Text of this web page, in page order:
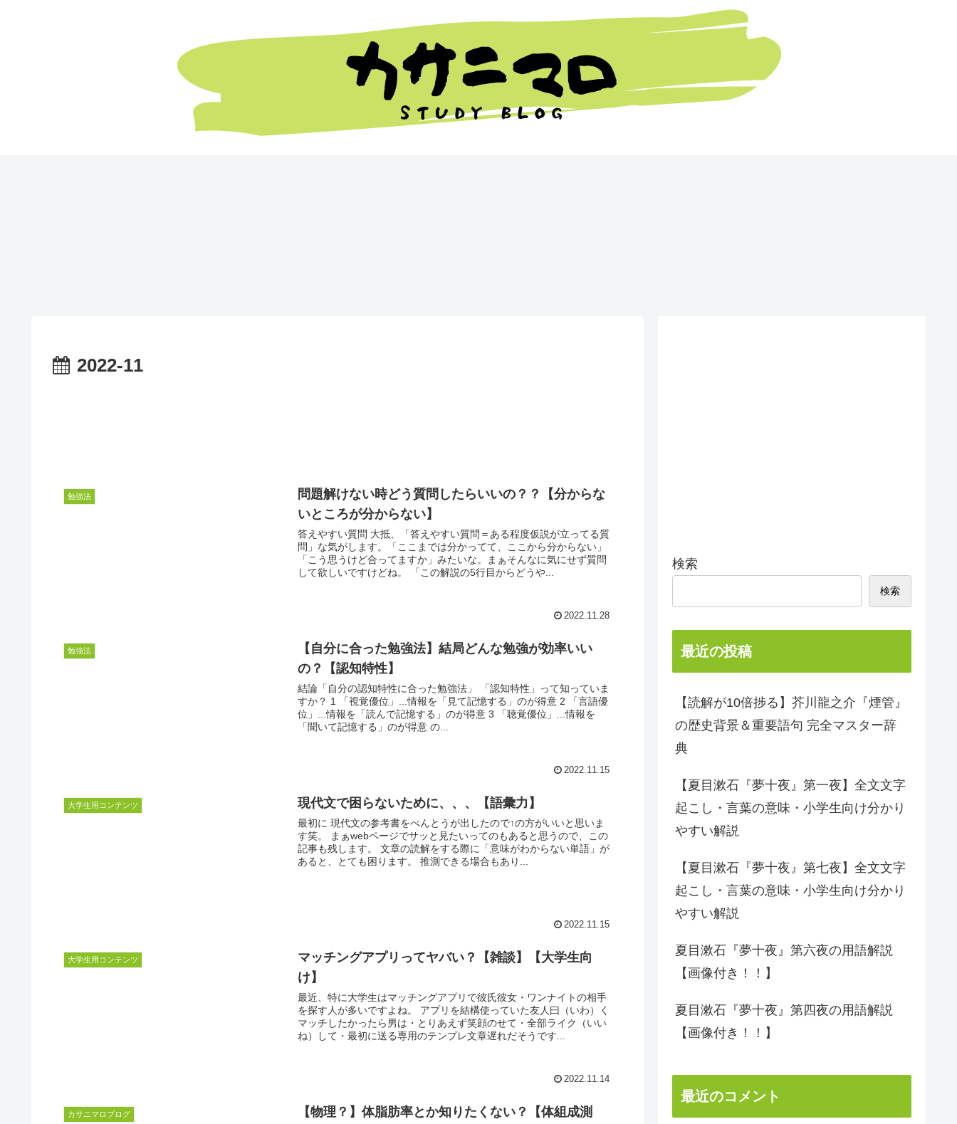
2022-11
勉強法
問題解けない時どう質問したらいいの？？【分からな
いところが分からない】
答えやすい質問 大抵、「答えやすい質問＝ある程度仮説が立ってる質
問」な気がします。「ここまでは分かってて、ここから分からない」
「こう思うけど合ってますか」みたいな。まぁそんなに気にせず質問
して欲しいですけどね。 「この解説の5行目からどうや...
2022.11.28
勉強法
【自分に合った勉強法】結局どんな勉強が効率いい
の？【認知特性】
結論「自分の認知特性に合った勉強法」 「認知特性」って知っていま
すか？ 1 「視覚優位」...情報を「見て記憶する」のが得意 2 「言語優
位」...情報を「読んで記憶する」のが得意 3 「聴覚優位」...情報を
「聞いて記憶する」のが得意 の...
2022.11.15
大学生用コンテンツ 現代文で困らないために、、、【語彙力】
最初に 現代文の参考書をべんとうが出したので↑の方がいいと思いま
す笑。 まぁwebページでサッと見たいってのもあると思うので、この
記事も残します。 文章の読解をする際に「意味がわからない単語」が
あると、とても困ります。 推測できる場合もあり...
2022.11.15
大学生用コンテンツ
マッチングアプリってヤバい？【雑談】【大学生向
け】
最近、特に大学生はマッチングアプリで彼氏彼女・ワンナイトの相手
を探す人が多いですよね。 アプリを結構使っていた友人曰（いわ）く
マッチしたかったら男は・とりあえず笑顔のせて・全部ライク（いい
ね）して・最初に送る専用のテンプレ文章遅れだそうです...
2022.11.14
カサニマロブログ
【物理？】体脂肪率とか知りたくない？【体組成測
検索
検索
最近の投稿
【読解が10倍捗る】芥川龍之介『煙管』
の歴史背景＆重要語句 完全マスター辞
典
【夏目漱石『夢十夜』第一夜】全文文字
起こし・言葉の意味・小学生向け分かり
やすい解説
【夏目漱石『夢十夜』第七夜】全文文字
起こし・言葉の意味・小学生向け分かり
やすい解説
夏目漱石『夢十夜』第六夜の用語解説
【画像付き！！】
夏目漱石『夢十夜』第四夜の用語解説
【画像付き！！】
最近のコメント